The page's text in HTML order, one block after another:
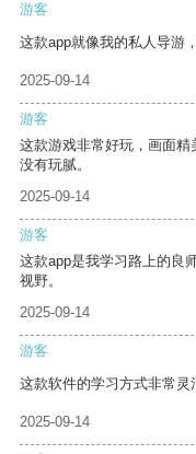
游客
这款app就像我的私人导游
2025-09-14
游客
这款游戏非常好玩，画面
没有玩腻。
2025-09-14
游客
这款app是我学习路上的良
视野。
2025-09-14
游客
这款软件的学习方式非常灵
2025-09-14